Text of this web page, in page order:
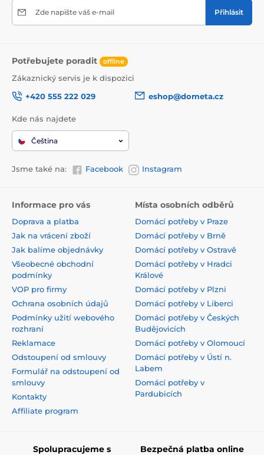
Zde napište váš e-mail Přihlásit
Potřebujete poradit offline
Zákaznický servis je k dispozici
+420 555 222 029
eshop@dometa.cz
Kde nás najdete
Čeština
Jsme také na: Facebook Instagram
Informace pro vás
Doprava a platba
Jak na vrácení zboží
Jak balíme objednávky
Všeobecné obchodní
podmínky
VOP pro firmy
Ochrana osobních údajů
Podmínky užití webového
rozhraní
Reklamace
Odstoupení od smlouvy
Formulář na odstoupení od
smlouvy
Kontakty
Affiliate program
Místa osobních odběrů
Domácí potřeby v Praze
Domácí potřeby v Brně
Domácí potřeby v Ostravě
Domácí potřeby v Hradci
Králové
Domácí potřeby v Plzni
Domácí potřeby v Liberci
Domácí potřeby v Českých
Budějovicích
Domácí potřeby v Olomoucí
Domácí potřeby v Ústí n.
Labem
Domácí potřeby v
Pardubicích
Spolupracujeme s
Bezpečná platba online